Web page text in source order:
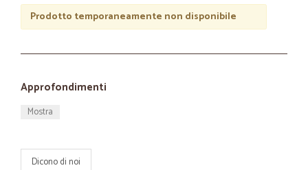
Prodotto temporaneamente non disponibile
Approfondimenti
Mostra
Dicono di noi